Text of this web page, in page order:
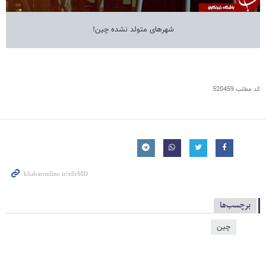
شهرهای متولد نشده چین!
کد مطلب520459
برچسب‌ها
چین